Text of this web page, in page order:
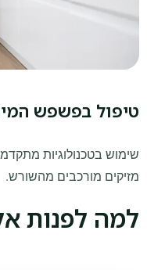
טיפול בפשפש
שימוש בטכנולוגיות
מזיקים מורכבים מהשורש.
למה לפנות